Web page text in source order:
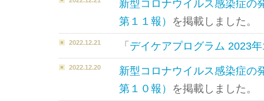
新型コロナウイルス感染症
第１１報） を掲載しました。
2022.12.21 「 デイケアプログラム 2023
2022.12.20
新型コロナウイルス感染症
第１０報） を掲載しました。